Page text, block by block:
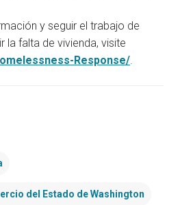
y seguir el trabajo de
la falta de vivienda, visite
Response/.
del Estado de Washington